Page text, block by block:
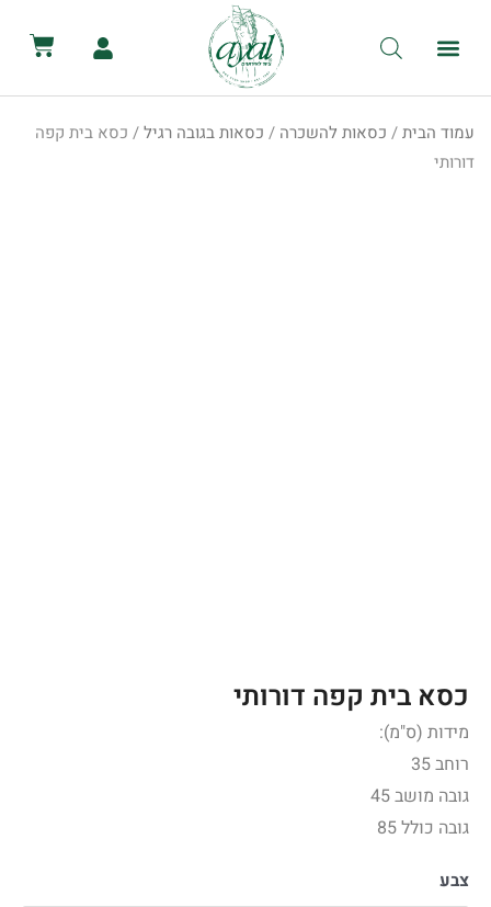
כסא בית קפה דורותי
מידות (ס"מ):
רוחב 35
גובה מושב 45
גובה כולל 85
צבע
עמוד הבית/ כסאות להשכרה / כסאות בגובה רגיל/ כסא בית קפה
דורותי